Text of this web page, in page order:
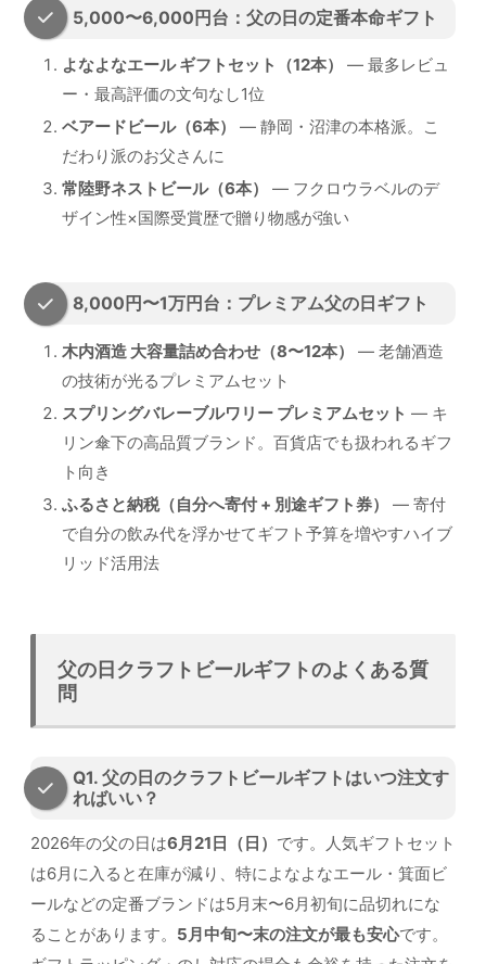
5,000〜6,000円台：父の日の定番本命ギフト
よなよなエール ギフトセット（12本）
— 最多レビュ
ー・最高評価の文句なし1位
ベアードビール（6本）
— 静岡・沼津の本格派。こ
だわり派のお父さんに
常陸野ネストビール（6本）
— フクロウラベルのデ
ザイン性×国際受賞歴で贈り物感が強い
8,000円〜1万円台：プレミアム父の日ギフト
木内酒造 大容量詰め合わせ（8〜12本）
— 老舗酒造
の技術が光るプレミアムセット
スプリングバレーブルワリー プレミアムセット — キ
リン傘下の高品質ブランド。百貨店でも扱われるギフ
ト向き
ふるさと納税（自分へ寄付 + 別途ギフト券）
— 寄付
で自分の飲み代を浮かせてギフト予算を増やすハイブ
リッド活用法
父の日クラフトビールギフトのよくある質
問
Q1. 父の日のクラフトビールギフトはいつ注文す
ればいい？
2026年の父の日は6月21日（日） です。人気ギフトセット
は6月に入ると在庫が減り、特によなよなエール・箕面ビ
ールなどの定番ブランドは5月末〜6月初旬に品切れにな
ることがあります。 5月中旬〜末の注文が最も安心です。